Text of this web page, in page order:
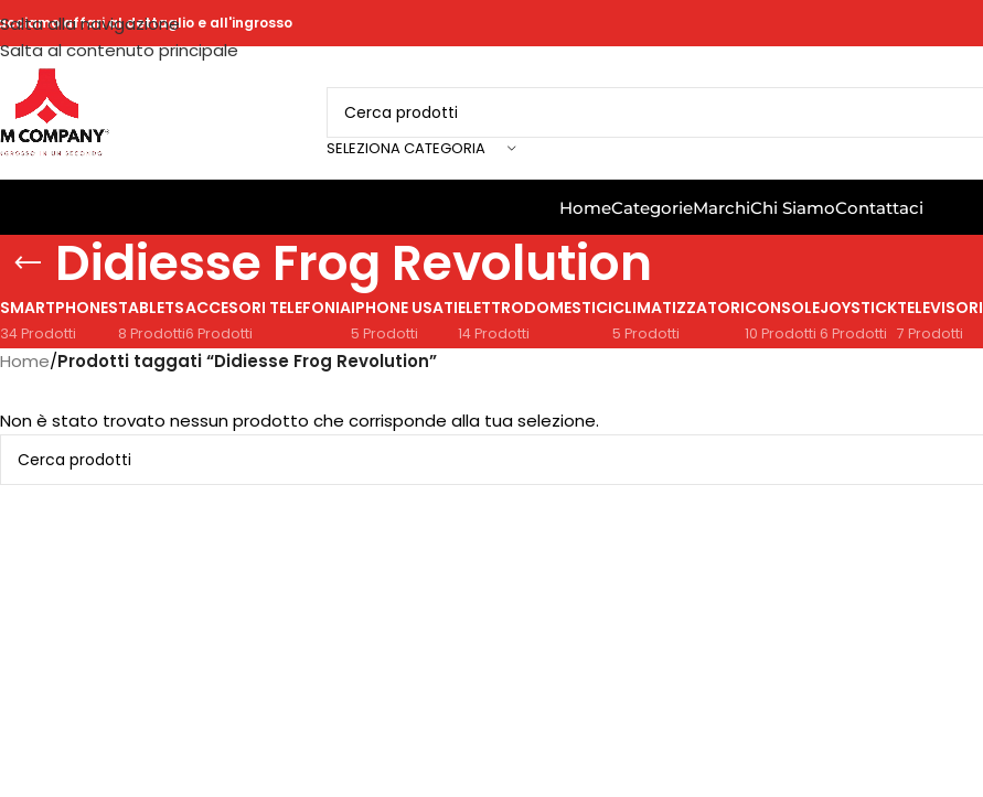
Salta alla navigazione
Salta al contenuto principale
affari al dettaglio e all'ingrosso
SELEZIONA CATEGORIA
HomeCategorieMarchiChi SiamoContattaci
Didiesse Frog Revolution
SMARTPHONES
34 Prodotti
TABLETS
8 Prodotti
ACCESORI TELEFONIA
6 Prodotti
IPHONE USATI
5 Prodotti
ELETTRODOMESTICI
14 Prodotti
CLIMATIZZATORI
5 Prodotti
CONSOLE
10 Prodotti
JOYSTICK
6 Prodotti
TELEVISORI
7 Prodotti
Home/Prodotti taggati “Didiesse Frog Revolution”
Non è stato trovato nessun prodotto che corrisponde alla tua selezione.